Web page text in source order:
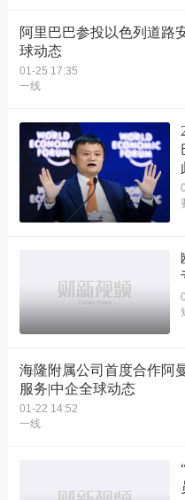
阿里巴巴参投以色列道路
球动态
01-25 17:35
一线
海隆附属公司首度合作阿
服务|中企全球动态
01-22 14:52
一线